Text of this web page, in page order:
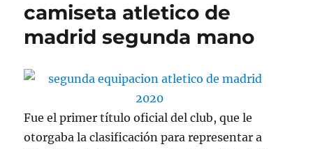
camiseta atletico de
madrid segunda mano
Fue el primer título oficial del club, que le
otorgaba la clasificación para representar a